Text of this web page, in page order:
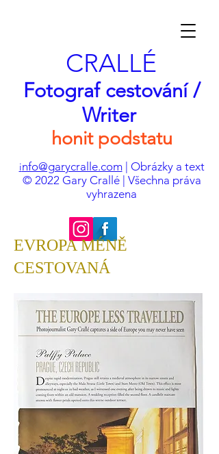
CRALLÉ
Fotograf cestování /
Writer
honit podstatu
info@garycralle.com| Obrázky a text
© 2022 Gary Crallé | Všechna práva
vyhrazena
EVROPA MÉNĚ
CESTOVANÁ